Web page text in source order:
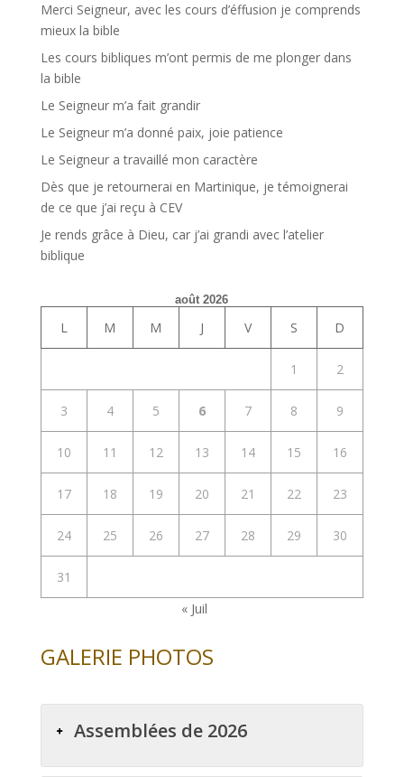
Merci Seigneur, avec les cours d’éffusion je comprends
mieux la bible
Les cours bibliques m’ont permis de me plonger dans
la bible
Le Seigneur m’a fait grandir
Le Seigneur m’a donné paix, joie patience
Le Seigneur a travaillé mon caractère
Dès que je retournerai en Martinique, je témoignerai
de ce que j’ai reçu à CEV
Je rends grâce à Dieu, car j’ai grandi avec l’atelier
biblique
août 2026
L M M J V S D
1 2
3 4 5 6 7 8 9
10 11 12 13 14 15 16
17 18 19 20 21 22 23
24 25 26 27 28 29 30
31
« Juil
GALERIE PHOTOS
Assemblées de 2026